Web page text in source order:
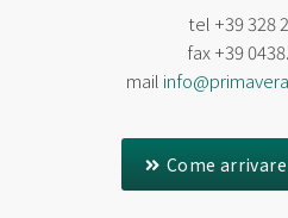
tel +39 328
fax+39
mail
Come